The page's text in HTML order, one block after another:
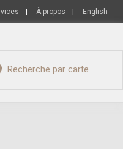
À propos English
Recherche par carte